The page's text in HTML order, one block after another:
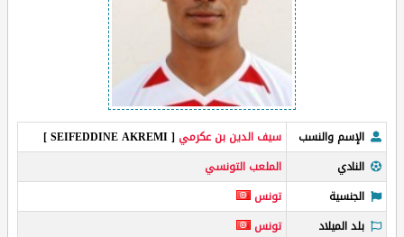
الإسم والنسب سيف الدين بن عكرمي [ SEIFEDDINE AKREMI ]
النادي
الملعب التونسي
الجنسية
تونس
بلد الميلاد
تونس